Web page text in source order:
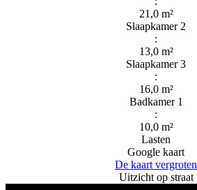
21,0 m²
Slaapkamer 2
:
13,0 m²
Slaapkamer 3
:
16,0 m²
Badkamer 1
:
10,0 m²
Lasten
Google kaart
De kaart vergroten
Uitzicht op straat